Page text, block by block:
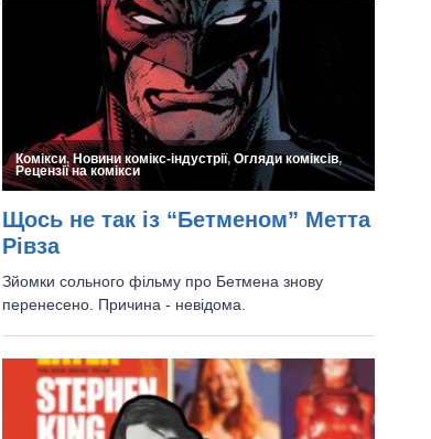
Чутка: Disney Відмінили